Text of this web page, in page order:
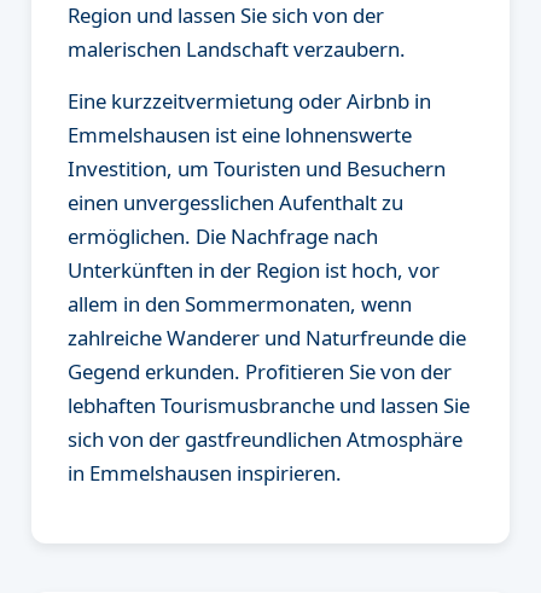
Region und lassen Sie sich von der
malerischen Landschaft verzaubern.
Eine kurzzeitvermietung oder Airbnb in
Emmelshausen ist eine lohnenswerte
Investition, um Touristen und Besuchern
einen unvergesslichen Aufenthalt zu
ermöglichen. Die Nachfrage nach
Unterkünften in der Region ist hoch, vor
allem in den Sommermonaten, wenn
zahlreiche Wanderer und Naturfreunde die
Gegend erkunden. Profitieren Sie von der
lebhaften Tourismusbranche und lassen Sie
sich von der gastfreundlichen Atmosphäre
in Emmelshausen inspirieren.